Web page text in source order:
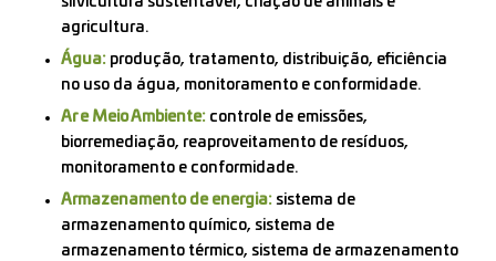
agricultura.
Água: produção, tratamento, distribuição, eficiência
no uso da água, monitoramento e conformidade.
Ar e Meio Ambiente:controle de emissões,
biorremediação, reaproveitamento de resíduos,
monitoramento e conformidade.
Armazenamento de energia: sistema de
armazenamento químico, sistema de
armazenamento térmico, sistema de armazenamento